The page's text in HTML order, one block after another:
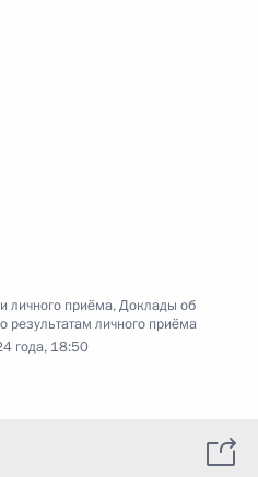
личного приёма,Доклады об
результатам личного приёма
года, 18:50